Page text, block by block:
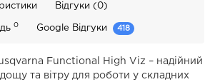
Відгуки (0)
0 Google Відгуки 418
Functional High Viz – надійний
дощу та вітру для роботи у складних